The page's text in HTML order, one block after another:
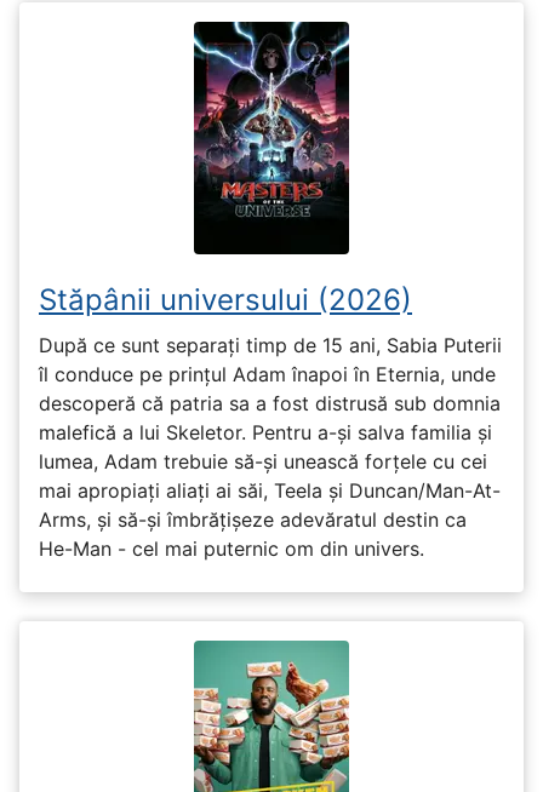
Stăpânii universului (2026)
După ce sunt separați timp de 15 ani, Sabia Puterii
îl conduce pe prințul Adam înapoi în Eternia, unde
descoperă că patria sa a fost distrusă sub domnia
malefică a lui Skeletor. Pentru a-și salva familia și
lumea, Adam trebuie să-și unească forțele cu cei
mai apropiați aliați ai săi, Teela și Duncan/Man-At-
Arms, și să-și îmbrățișeze adevăratul destin ca
He-Man - cel mai puternic om din univers.